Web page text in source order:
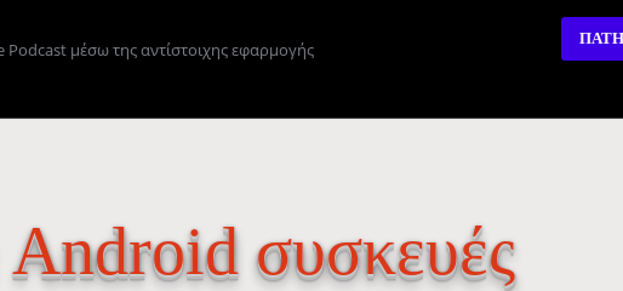
μέσω της αντίστοιχης εφαρμογής
Android συσκευές